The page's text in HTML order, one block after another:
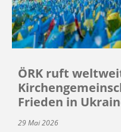
ÖRK ruft
Frieden in
29 Mai 2026